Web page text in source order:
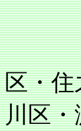
住
区・住
川区・